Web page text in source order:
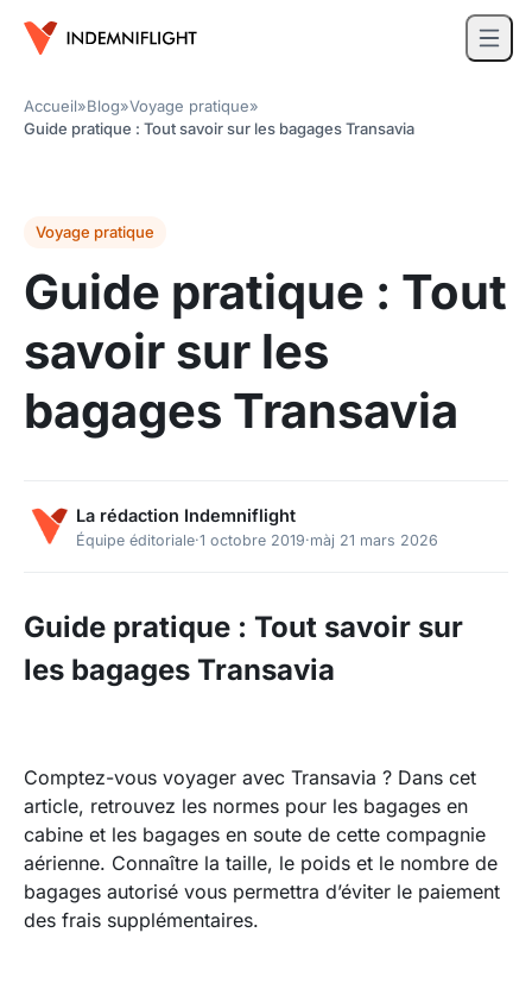
Accueil»Blog»Voyage pratique»
Guide pratique : Tout savoir sur les bagages Transavia
Voyage pratique
Guide pratique : Tout
savoir sur les
bagages Transavia
La rédaction Indemniflight
Équipe éditoriale·1 octobre 2019·màj 21 mars 2026
Guide pratique : Tout savoir sur
les bagages Transavia
Comptez-vous voyager avec Transavia ? Dans cet
article, retrouvez les normes pour les bagages en
cabine et les bagages en soute de cette compagnie
aérienne. Connaître la taille, le poids et le nombre de
bagages autorisé vous permettra d’éviter le paiement
des frais supplémentaires.